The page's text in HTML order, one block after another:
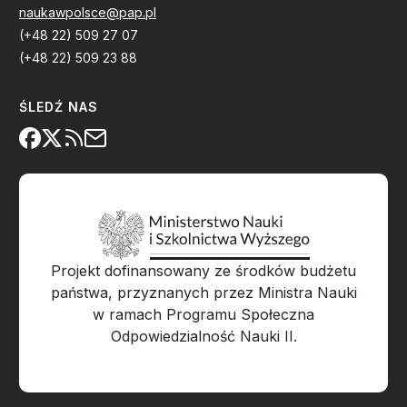
naukawpolsce@pap.pl
(+48 22) 509 27 07
(+48 22) 509 23 88
ŚLEDŹ NAS
Projekt dofinansowany ze środków budżetu
państwa, przyznanych przez Ministra Nauki
w ramach Programu Społeczna
Odpowiedzialność Nauki II.